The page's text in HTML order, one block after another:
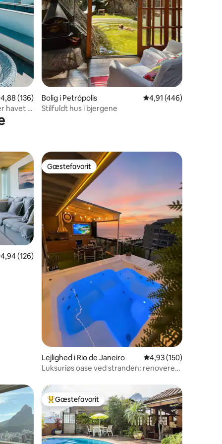
omtaler
ud af 5 i gennemsnitlig bedømmelse, 136 omtaler
4,88 (136)
havet +
Bolig i Petrópolis 4,91 ud af 5 i
4,91 (446)
Stilfuldt hus i bjergene
omtaler
ud af 5 i gennemsnitlig bedømmelse, 126 omtaler
4,94 (126)
Gæstefavorit
Gæstefavorit
Lejlighed i Rio de Janeiro 4,93 ud af 5 i
4,93 (150)
Luksuriøs oase ved stranden: renoveret
Bedste gæstefavorit
Gæstefavorit